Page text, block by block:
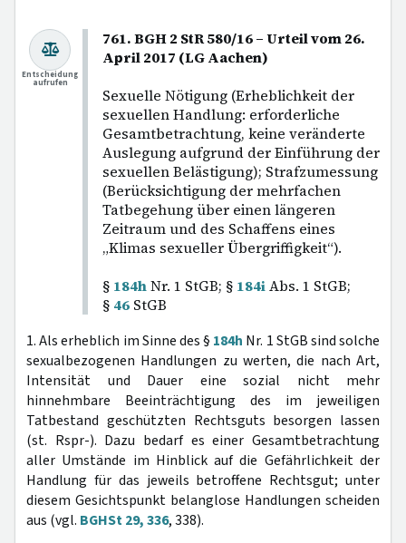
761. BGH 2 StR 580/16 – Urteil vom 26.
April 2017 (LG Aachen)
Sexuelle Nötigung (Erheblichkeit der
sexuellen Handlung: erforderliche
Gesamtbetrachtung, keine veränderte
Auslegung aufgrund der Einführung der
sexuellen Belästigung); Strafzumessung
(Berücksichtigung der mehrfachen
Tatbegehung über einen längeren
Zeitraum und des Schaffens eines
„Klimas sexueller Übergriffigkeit“).
§ 184hNr. 1 StGB; § 184iAbs. 1 StGB;
§ 46 StGB
Entscheidung
aufrufen
1. Als erheblich im Sinne des § 184h Nr. 1 StGB sind solche
sexualbezogenen Handlungen zu werten, die nach Art,
Intensität und Dauer eine sozial nicht mehr
hinnehmbare Beeinträchtigung des im jeweiligen
Tatbestand geschützten Rechtsguts besorgen lassen
(st. Rspr-). Dazu bedarf es einer Gesamtbetrachtung
aller Umstände im Hinblick auf die Gefährlichkeit der
Handlung für das jeweils betroffene Rechtsgut; unter
diesem Gesichtspunkt belanglose Handlungen scheiden
aus (vgl. BGHSt 29, 336, 338).